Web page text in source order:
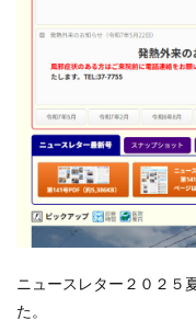
ニュースレター２０２５
た。